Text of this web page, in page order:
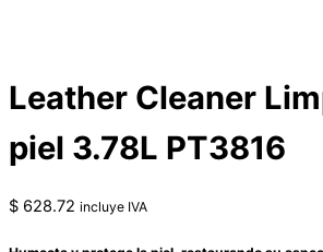
Leather Cleaner
piel 3.78L PT3816
$ 628.72 incluye IVA